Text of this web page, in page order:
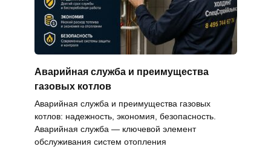
Аварийная служба и преимущества
газовых котлов
Аварийная служба и преимущества газовых
котлов: надежность, экономия, безопасность.
Аварийная служба — ключевой элемент
обслуживания систем отопления